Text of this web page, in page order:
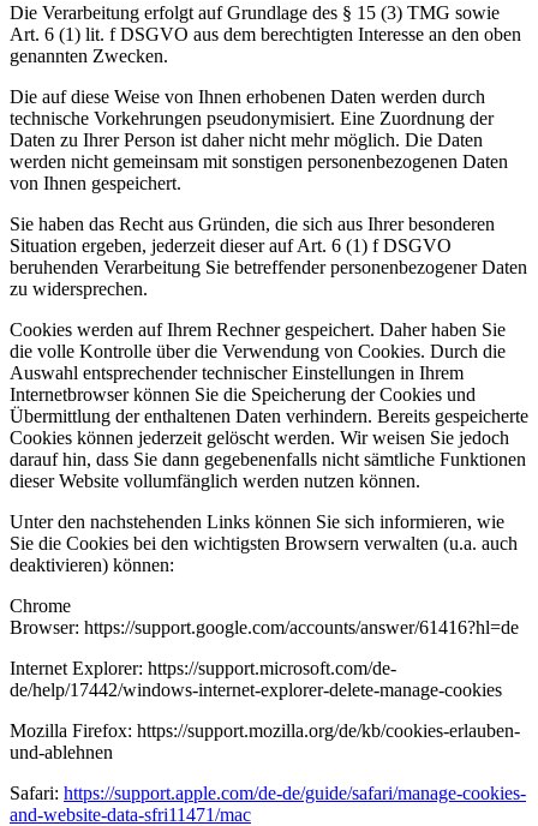
Die Verarbeitung erfolgt auf Grundlage des § 15 (3) TMG sowie
Art. 6 (1) lit. f DSGVO aus dem berechtigten Interesse an den oben
genannten Zwecken.
Die auf diese Weise von Ihnen erhobenen Daten werden durch
technische Vorkehrungen pseudonymisiert. Eine Zuordnung der
Daten zu Ihrer Person ist daher nicht mehr möglich. Die Daten
werden nicht gemeinsam mit sonstigen personenbezogenen Daten
von Ihnen gespeichert.
Sie haben das Recht aus Gründen, die sich aus Ihrer besonderen
Situation ergeben, jederzeit dieser auf Art. 6 (1) f DSGVO
beruhenden Verarbeitung Sie betreffender personenbezogener Daten
zu widersprechen.
Cookies werden auf Ihrem Rechner gespeichert. Daher haben Sie
die volle Kontrolle über die Verwendung von Cookies. Durch die
Auswahl entsprechender technischer Einstellungen in Ihrem
Internetbrowser können Sie die Speicherung der Cookies und
Übermittlung der enthaltenen Daten verhindern. Bereits gespeicherte
Cookies können jederzeit gelöscht werden. Wir weisen Sie jedoch
darauf hin, dass Sie dann gegebenenfalls nicht sämtliche Funktionen
dieser Website vollumfänglich werden nutzen können.
Unter den nachstehenden Links können Sie sich informieren, wie
Sie die Cookies bei den wichtigsten Browsern verwalten (u.a. auch
deaktivieren) können:
Chrome
Browser: https://support.google.com/accounts/answer/61416?hl=de
Internet Explorer: https://support.microsoft.com/de-
de/help/17442/windows-internet-explorer-delete-manage-cookies
Mozilla Firefox: https://support.mozilla.org/de/kb/cookies-erlauben-
und-ablehnen
Safari: https://support.apple.com/de-de/guide/safari/manage-cookies-
and-website-data-sfri11471/mac